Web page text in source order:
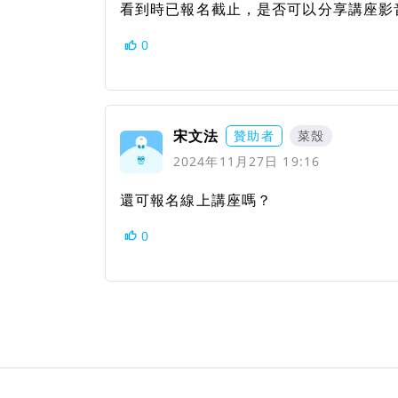
看到時已報名截止，是否可以分享講座影
0
宋文法 贊助者
菜殼
2024年11月27日 19:16
還可報名線上講座嗎？
0